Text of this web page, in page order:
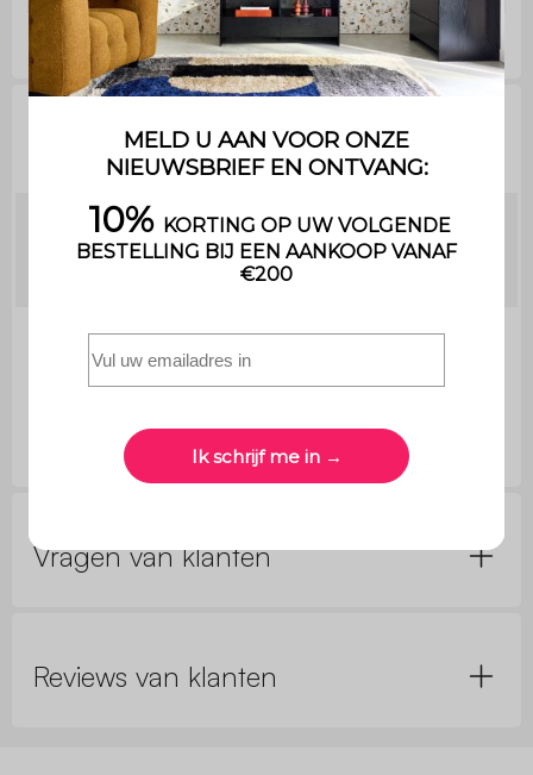
Technische informatie
Afmetingen
van het
120 x30 x 80cm
Maximaal
ondersteund
gewicht:
45kg
Vragen van klanten
Reviews van klanten